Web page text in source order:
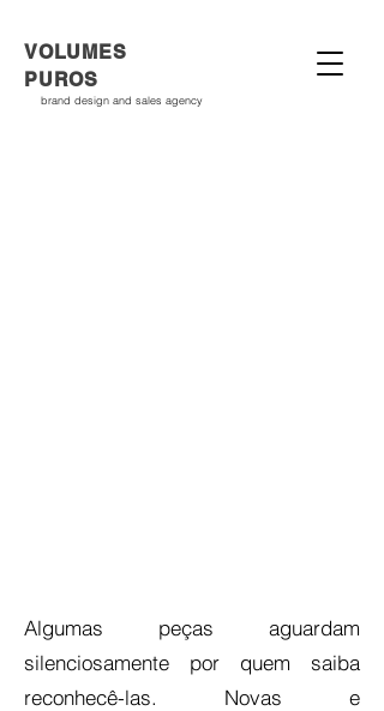
VOLUMES
PUROS
brand design and sales agency
Algumas peças aguardam
silenciosamente por quem saiba
reconhecê-las. Novas e